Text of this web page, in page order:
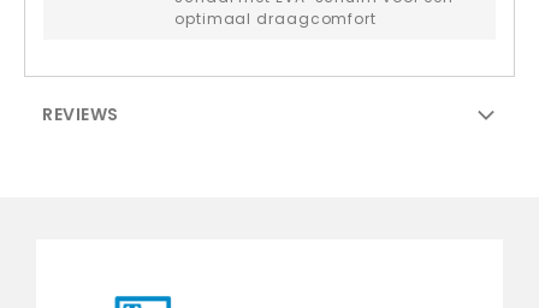
optimaal draagcomfort
REVIEWS